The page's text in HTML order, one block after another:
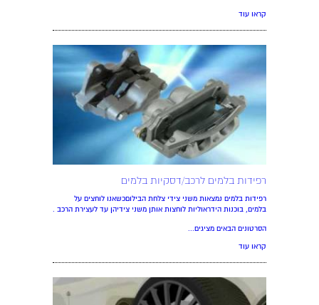
קראו עוד
רפידות בלמים לרכב/דסקיות בלמים
רפידות בלמים נמצאות משני צידי צלחת הבילוםכשאנו לוחצים על
בלמים, בוכנות הידראוליות לוחצות אותן משני צידיהן עד לעצירת הרכב .
הסרטונים הבאים מציגים...
קראו עוד